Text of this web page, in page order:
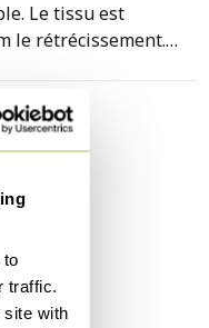
to
traffic.
site with
Le tissu est
le rétrécissement.